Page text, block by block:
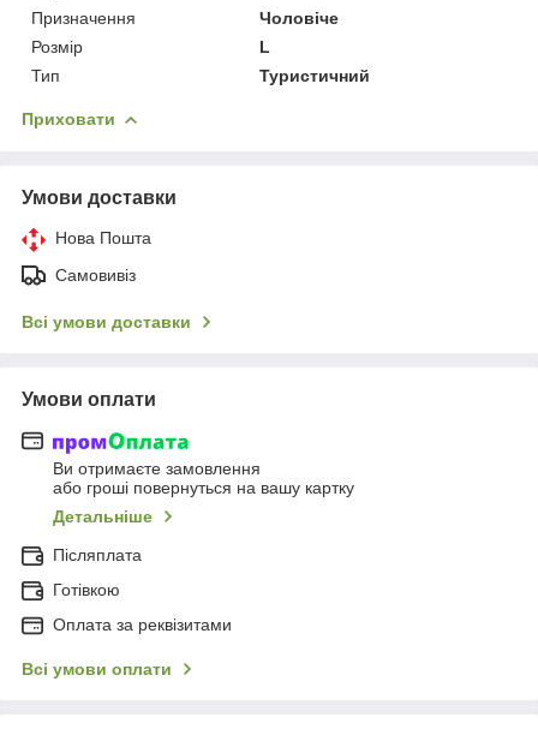
Призначення
Чоловіче
Розмір
L
Тип
Туристичний
Приховати
Умови доставки
Нова Пошта
Самовивіз
Всі умови доставки
Умови оплати
Ви отримаєте замовлення
або гроші повернуться на вашу картку
Детальніше
Післяплата
Готівкою
Оплата за реквізитами
Всі умови оплати